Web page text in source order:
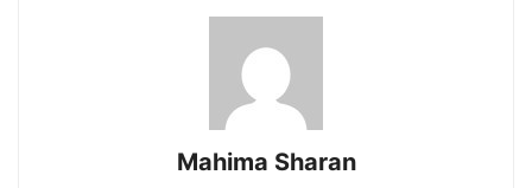
Mahima Sharan